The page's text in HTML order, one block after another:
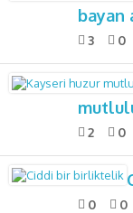
bayan
3 0
2 0
0 0